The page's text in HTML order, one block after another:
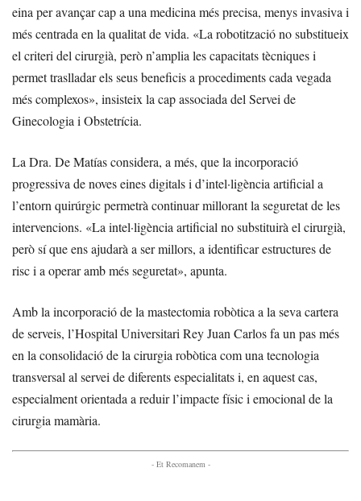
eina per avançar cap a una medicina més precisa, menys invasiva i
més centrada en la qualitat de vida. «La robotització no substitueix
el criteri del cirurgià, però n’amplia les capacitats tècniques i
permet traslladar els seus beneficis a procediments cada vegada
més complexos», insisteix la cap associada del Servei de
Ginecologia i Obstetrícia.
La Dra. De Matías considera, a més, que la incorporació
progressiva de noves eines digitals i d’intel·ligència artificial a
l’entorn quirúrgic permetrà continuar millorant la seguretat de les
intervencions. «La intel·ligència artificial no substituirà el cirurgià,
però sí que ens ajudarà a ser millors, a identificar estructures de
risc i a operar amb més seguretat», apunta.
Amb la incorporació de la mastectomia robòtica a la seva cartera
de serveis, l’Hospital Universitari Rey Juan Carlos fa un pas més
en la consolidació de la cirurgia robòtica com una tecnologia
transversal al servei de diferents especialitats i, en aquest cas,
especialment orientada a reduir l’impacte físic i emocional de la
cirurgia mamària.
- Et Recomanem -